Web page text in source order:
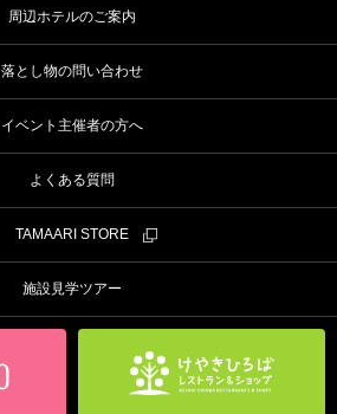
周辺ホテルのご案内
落とし物の問い合わせ
イベント主催者の方へ
よくある質問
TAMAARI STORE
施設見学ツアー